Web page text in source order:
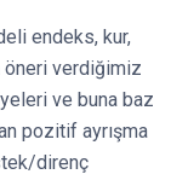
endeks, kur,
öneri verdiğimiz
ve buna baz
pozitif ayrışma
direnç